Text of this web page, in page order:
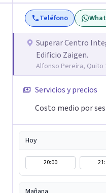
Teléfono
Superar Centro
Edificio Zaigen.
Alfonso Pereira, Quito
Servicios y precios
Costo medio por
Hoy
20:00